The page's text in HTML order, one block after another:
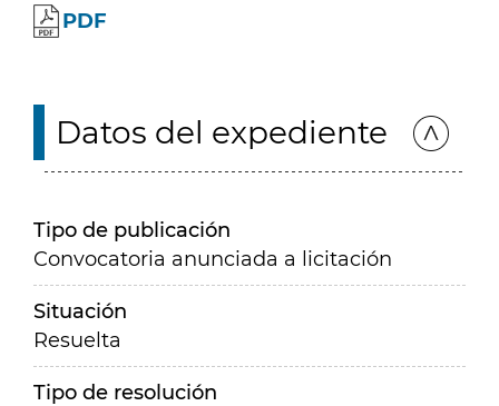
PDF
Datos del expediente
Tipo de publicación
Convocatoria anunciada a licitación
Situación
Resuelta
Tipo de resolución